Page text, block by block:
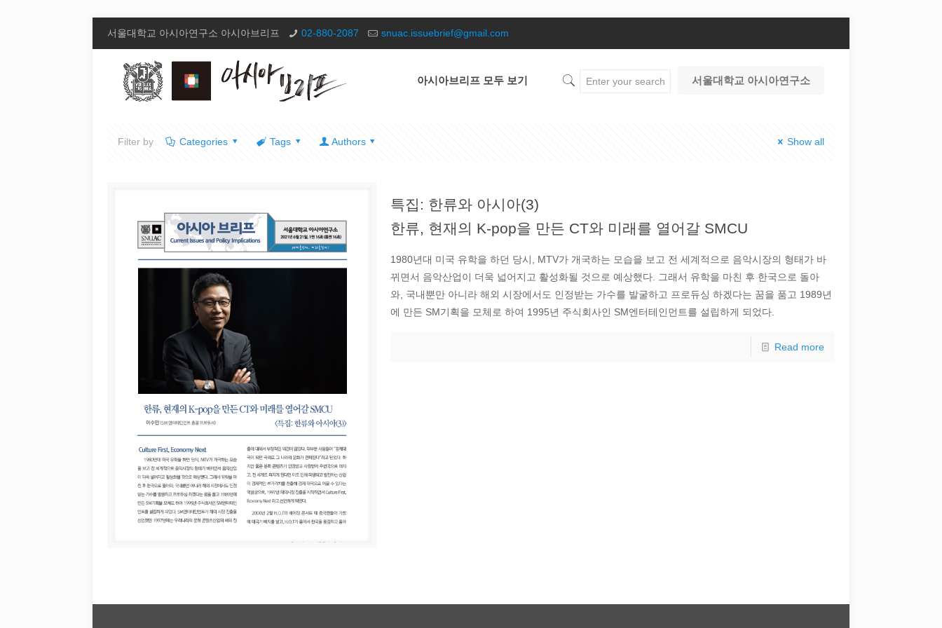
서울대학교 아시아연구소 아시아브리프 02-880-2087 snuac.issuebrief@gmail.com
아시아브리프 모두 보기 서울대학교 아시아연구소
Filter by Categories Tags Authors Show all
특집: 한류와 아시아(3)
한류, 현재의 K-pop을 만든 CT와 미래를 열어갈 SMCU
1980년대 미국 유학을 하던 당시, MTV가 개국하는 모습을 보고 전 세계적으로 음악시장의 형태가 바
뀌면서 음악산업이 더욱 넓어지고 활성화될 것으로 예상했다. 그래서 유학을 마친 후 한국으로 돌아
와, 국내뿐만 아니라 해외 시장에서도 인정받는 가수를 발굴하고 프로듀싱 하겠다는 꿈을 품고 1989년
에 만든 SM기획을 모체로 하여 1995년 주식회사인 SM엔터테인먼트를 설립하게 되었다.
Read more